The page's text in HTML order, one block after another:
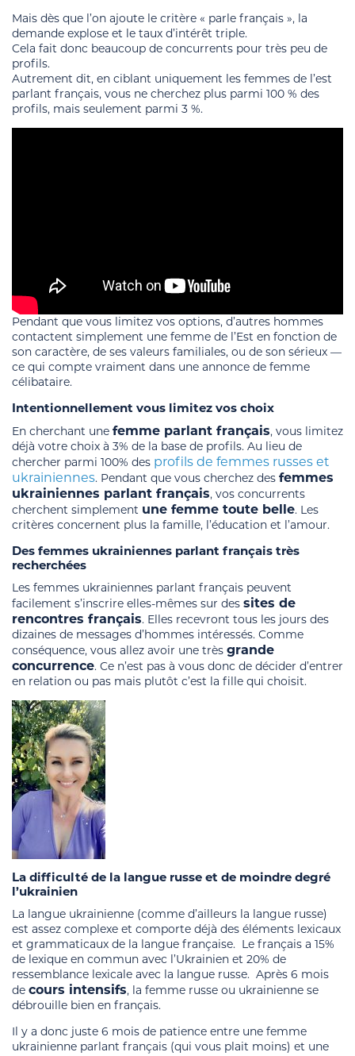
Mais dès que l’on ajoute le critère « parle français », la
demande explose et le taux d’intérêt triple.
Cela fait donc beaucoup de concurrents pour très peu de
profils.
Autrement dit, en ciblant uniquement les femmes de l’est
parlant français, vous ne cherchez plus parmi 100 % des
profils, mais seulement parmi 3 %.
Pendant que vous limitez vos options, d’autres hommes
contactent simplement une femme de l’Est en fonction de
son caractère, de ses valeurs familiales, ou de son sérieux —
ce qui compte vraiment dans une annonce de femme
célibataire.
Intentionnellement vous limitez vos choix
En cherchant une femme parlant français, vous limitez
déjà votre choix à 3% de la base de profils. Au lieu de
chercher parmi 100% des profils de femmes russes et
ukrainiennes. Pendant que vous cherchez des femmes
ukrainiennes parlant français, vos concurrents
cherchent simplement une femme toute belle. Les
critères concernent plus la famille, l’éducation et l’amour.
Des femmes ukrainiennes parlant français très
recherchées
Les femmes ukrainiennes parlant français peuvent
facilement s’inscrire elles-mêmes sur des sites de
rencontres français. Elles recevront tous les jours des
dizaines de messages d’hommes intéressés. Comme
conséquence, vous allez avoir une très grande
concurrence. Ce n’est pas à vous donc de décider d’entrer
en relation ou pas mais plutôt c’est la fille qui choisit.
La difficulté de la langue russe et de moindre degré
l’ukrainien
La langue ukrainienne (comme d’ailleurs la langue russe)
est assez complexe et comporte déjà des éléments lexicaux
et grammaticaux de la langue française. Le français a 15%
de lexique en commun avec l’Ukrainien et 20% de
ressemblance lexicale avec la langue russe. Après 6 mois
de cours intensifs, la femme russe ou ukrainienne se
débrouille bien en français.
Il y a donc juste 6 mois de patience entre une femme
ukrainienne parlant français (qui vous plait moins) et une